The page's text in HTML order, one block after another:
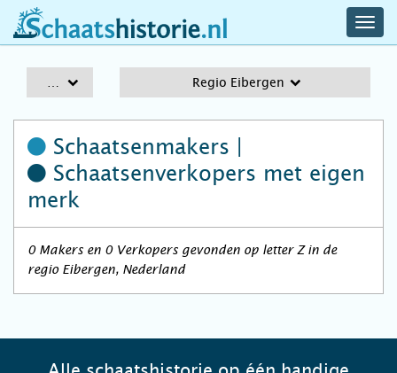
schaatshistorie.nl
Regio Eibergen
Schaatsenmakers |
Schaatsenverkopers met eigen
merk
0 Makers en 0 Verkopers gevonden op letter Z in de
regio Eibergen, Nederland